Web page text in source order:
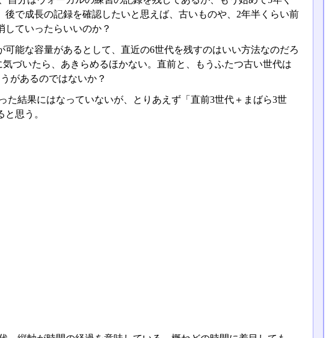
で成長の記録を確認したいと思えば、古いものや、2年半くらい前
ていったらいいのか？
能な容量があるとして、直近の6世代を残すのはいい方法なのだろ
づいたら、あきらめるほかない。直前と、もうふたつ古い世代は
があるのではないか？
結果にはなっていないが、とりあえず「直前3世代＋まばら3世
思う。